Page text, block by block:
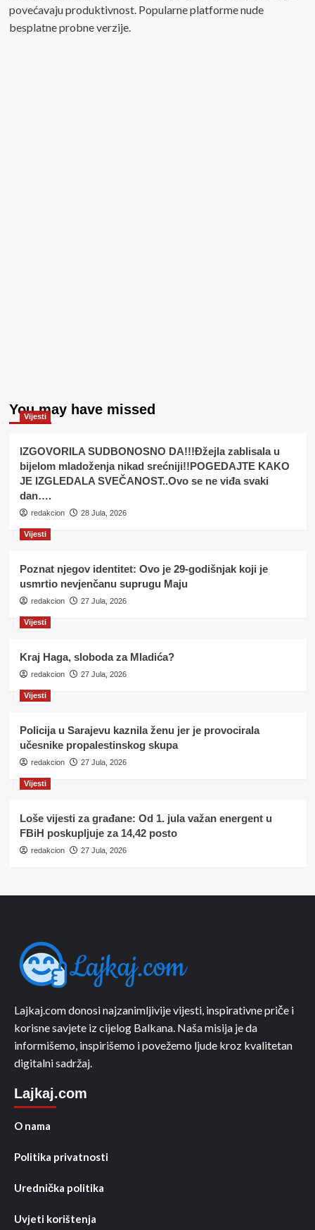
povećavaju produktivnost. Popularne platforme nude
besplatne probne verzije.
You may have missed
Vijesti
IZGOVORILA SUDBONOSNO DA!!!Đžejla zablisala u
bijelom mladoženja nikad srećniji!!POGEDAJTE KAKO
JE IZGLEDALA SVEČANOST..Ovo se ne viđa svaki
dan….
redakcion 28 Jula, 2026
Vijesti
Poznat njegov identitet: Ovo je 29-godišnjak koji je
usmrtio nevjenčanu suprugu Maju
redakcion 27 Jula, 2026
Vijesti
Kraj Haga, sloboda za Mladića?
redakcion 27 Jula, 2026
Vijesti
Policija u Sarajevu kaznila ženu jer je provocirala
učesnike propalestinskog skupa
redakcion 27 Jula, 2026
Vijesti
Loše vijesti za građane: Od 1. jula važan energent u
FBiH poskupljuje za 14,42 posto
redakcion 27 Jula, 2026
Lajkaj.com donosi najzanimljivije vijesti, inspirativne priče i
korisne savjete iz cijelog Balkana. Naša misija je da
informišemo, inspirišemo i povežemo ljude kroz kvalitetan
digitalni sadržaj.
Lajkaj.com
O nama
Politika privatnosti
Urednička politika
Uvjeti korištenja